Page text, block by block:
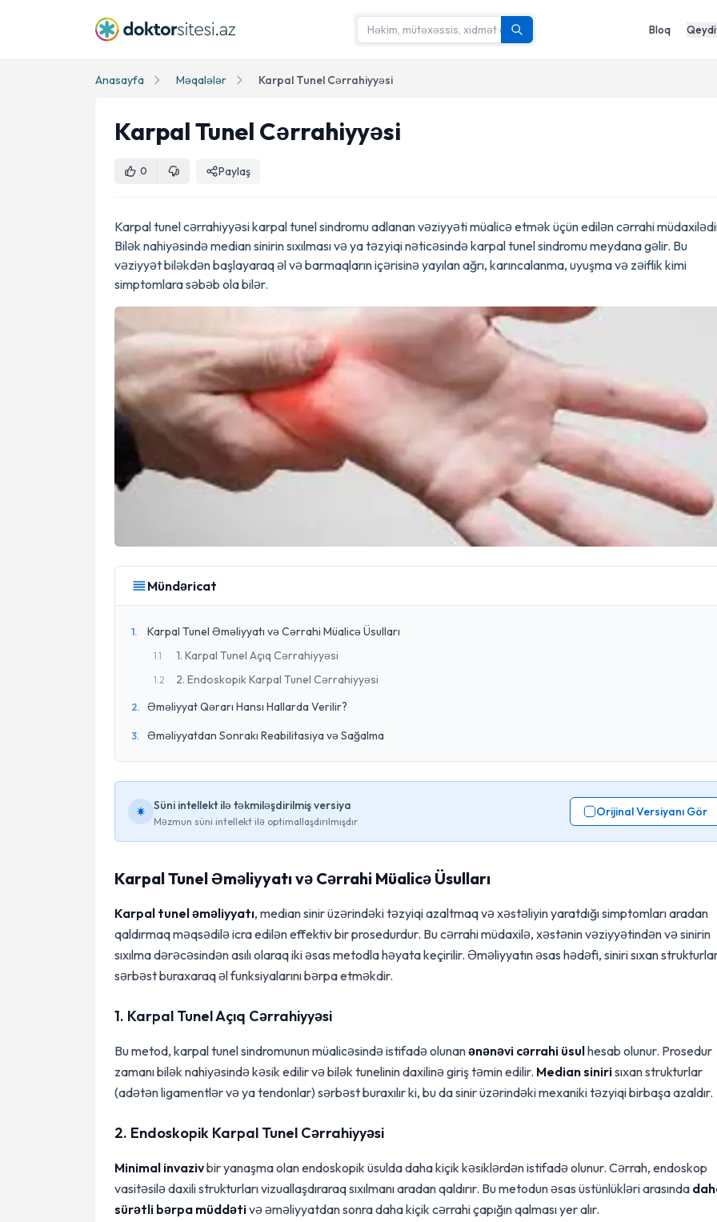
Bloq
Anasayfa Məqalələr Karpal Tunel Cərrahiyyəsi
Karpal Tunel Cərrahiyyəsi
0 Paylaş
Karpal tunel cərrahiyyəsi karpal tunel sindromu adlanan vəziyyəti müalicə etmək üçün edilən cərrahi
Bilək nahiyəsində median sinirin sıxılması və ya təzyiqi nəticəsində karpal tunel sindromu meydana gəlir. Bu
vəziyyət biləkdən başlayaraq əl və barmaqların içərisinə yayılan ağrı, karıncalanma, uyuşma və zəiflik kimi
simptomlara səbəb ola bilər.
Mündəricat
1. Karpal Tunel Əməliyyatı və Cərrahi Müalicə Üsulları
1.1 1. Karpal Tunel Açıq Cərrahiyyəsi
1.2 2. Endoskopik Karpal Tunel Cərrahiyyəsi
2. Əməliyyat Qərarı Hansı Hallarda Verilir?
3. Əməliyyatdan Sonrakı Reabilitasiya və Sağalma
Süni intellekt ilə təkmiləşdirilmiş versiya
Məzmun süni intellekt ilə optimallaşdırılmışdır
Orijinal Versiyanı Gör
Karpal Tunel Əməliyyatı və Cərrahi Müalicə Üsulları
Karpal tunel əməliyyatı, median sinir üzərindəki təzyiqi azaltmaq və xəstəliyin yaratdığı simptomları aradan
qaldırmaq məqsədilə icra edilən effektiv bir prosedurdur. Bu cərrahi müdaxilə, xəstənin vəziyyətindən və sinirin
sıxılma dərəcəsindən asılı olaraq iki əsas metodla həyata keçirilir. Əməliyyatın əsas hədəfi, siniri sıxan
sərbəst buraxaraq əl funksiyalarını bərpa etməkdir.
1. Karpal Tunel Açıq Cərrahiyyəsi
Bu metod, karpal tunel sindromunun müalicəsində istifadə olunanənənəvi cərrahi üsulhesab olunur. Prosedur
zamanı bilək nahiyəsində kəsik edilir və bilək tunelinin daxilinə giriş təmin edilir. Median sinirisıxan strukturlar
(adətən ligamentlər və ya tendonlar) sərbəst buraxılır ki, bu da sinir üzərindəki mexaniki təzyiqi birbaşa azaldır.
2. Endoskopik Karpal Tunel Cərrahiyyəsi
Minimal invazivbir yanaşma olan endoskopik üsulda daha kiçik kəsiklərdən istifadə olunur. Cərrah, endoskop
vasitəsilə daxili strukturları vizuallaşdıraraq sıxılmanı aradan qaldırır. Bu metodun əsas üstünlükləri arasında
sürətli bərpa müddətivə əməliyyatdan sonra daha kiçik cərrahi çapığın qalması yer alır.